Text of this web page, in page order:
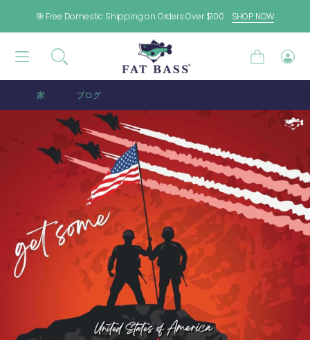
🎯 Free Domestic Shipping on Orders Over $100 SHOP NOW
カ
ロ
家 ブログ